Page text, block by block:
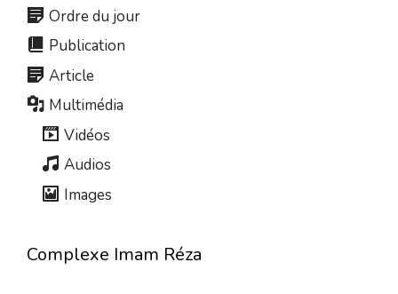
Ordre du jour
Publication
Article
Multimédia
Vidéos
Audios
Images
Complexe Imam Réza